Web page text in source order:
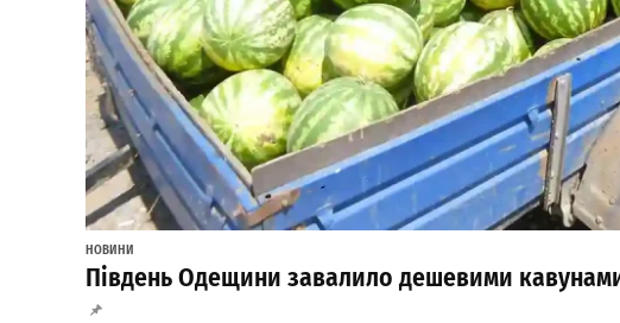
НОВИНИ
Південь Одещини завалило дешевими